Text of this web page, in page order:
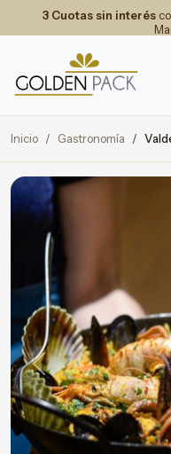
3 Cuotas sin interés
Inicio Gastronomía
Previous